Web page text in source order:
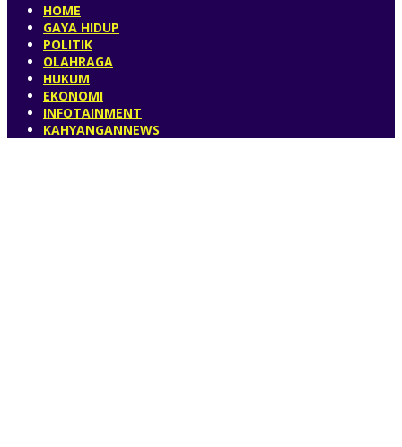
HOME
GAYA HIDUP
POLITIK
OLAHRAGA
HUKUM
EKONOMI
INFOTAINMENT
KAHYANGANNEWS